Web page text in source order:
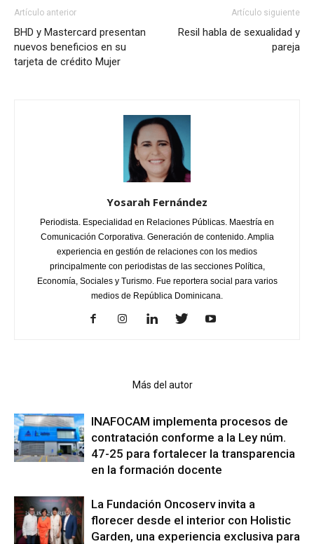
Artículo anterior
BHD y Mastercard presentan
nuevos beneficios en su
tarjeta de crédito Mujer
Artículo siguiente
Resil habla de sexualidad y
pareja
Yosarah Fernández
Periodista. Especialidad en Relaciones Públicas. Maestría en
Comunicación Corporativa. Generación de contenido. Amplia
experiencia en gestión de relaciones con los medios
principalmente con periodistas de las secciones Política,
Economía, Sociales y Turismo. Fue reportera social para varios
medios de República Dominicana.
Más del autor
INAFOCAM implementa procesos de
contratación conforme a la Ley núm.
47-25 para fortalecer la transparencia
en la formación docente
La Fundación Oncoserv invita a
florecer desde el interior con Holistic
Garden, una experiencia exclusiva para